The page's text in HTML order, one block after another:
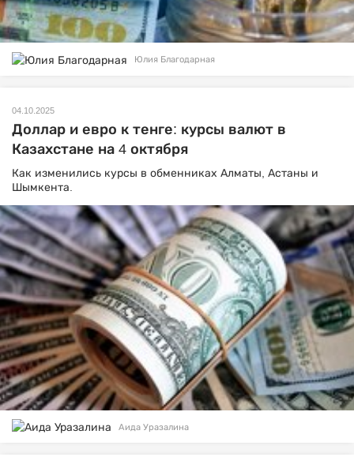
Юлия Благодарная
04.10.2025
Доллар и евро к тенге: курсы валют в
Казахстане на 4 октября
Как изменились курсы в обменниках Алматы, Астаны и
Шымкента.
Аида Уразалина